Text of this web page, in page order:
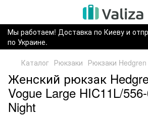
Мы работаем! Доставка по Киеву и
по Украине.
Каталог Рюкзаки Рюкзаки
Женский рюкзак
Vogue Large HIC11L/
Night